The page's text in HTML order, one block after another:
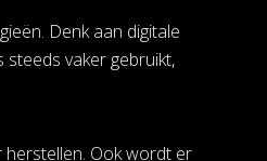
Denk aan digitale
vaker gebruikt,
herstellen. Ook wordt er